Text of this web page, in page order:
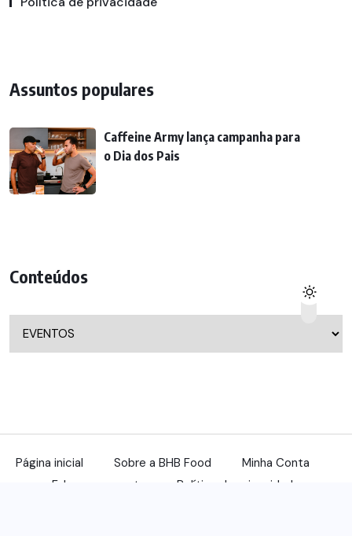
Assuntos populares
Caffeine Army lança campanha para
o Dia dos Pais
Conteúdos
Conteúdos
Página inicial Sobre a BHB Food
Minha Conta
Fale com a gente
Política de privacidade